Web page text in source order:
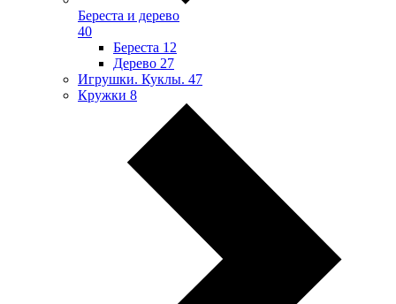
Береста и дерево
40
Береста 12
Дерево 27
Игрушки. Куклы. 47
Кружки 8